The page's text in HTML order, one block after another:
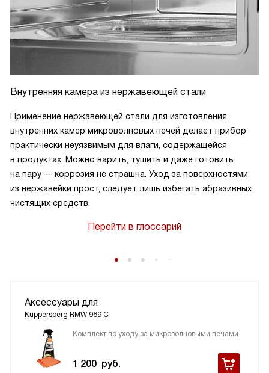
Внутренняя камера из нержавеющей стали
Применение нержавеющей стали для изготовления
внутренних камер микроволновых печей делает прибор
практически неуязвимым для влаги, содержащейся
в продуктах. Можно варить, тушить и даже готовить
на пару — коррозия не страшна. Уход за поверхностями
из нержавейки прост, следует лишь избегать абразивных
чистящих средств.
Перейти в глоссарий
Аксессуары для
Kuppersberg RMW 969 C
Комплект по уходу за микроволновыми печами
1 200 руб.